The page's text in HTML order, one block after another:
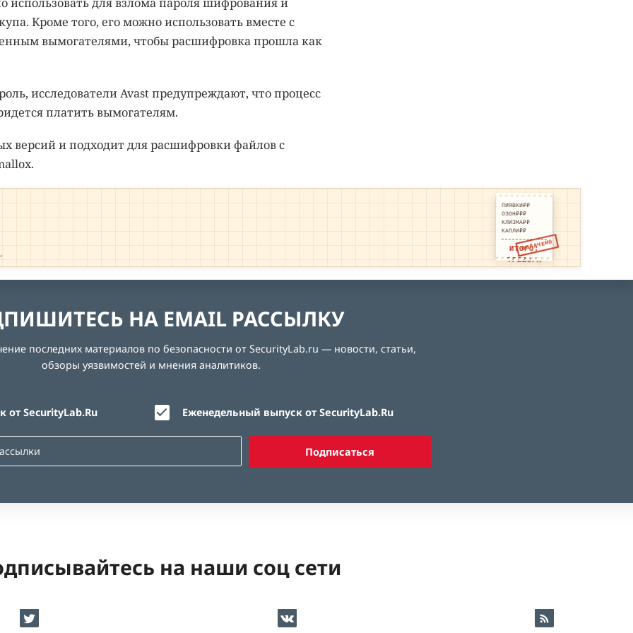
Кроме того, его можно использовать вместе с
вымогателями, чтобы расшифровка прошла как
исследователи Avast предупреждают, что процесс
платить вымогателям.
версий и подходит для расшифровки файлов с
ПИЯВКИ₽₽
ОЗОН₽₽₽
КЛИЗМА₽₽
КАПЛИ₽₽
ИТОГО:
ТРЕВОГА
ОПЛАЧЕНО
НА EMAIL РАССЫЛКУ
последних материалов по безопасности от SecurityLab.ru — новости, статьи,
обзоры уязвимостей и мнения аналитиков.
от SecurityLab.Ru Еженедельный выпуск от SecurityLab.Ru
Подписаться
на наши соц сети